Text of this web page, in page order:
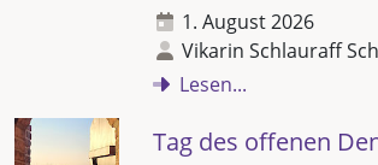
1. August 2026
Vikarin Schlauraff
Lesen...
Tag des offenen